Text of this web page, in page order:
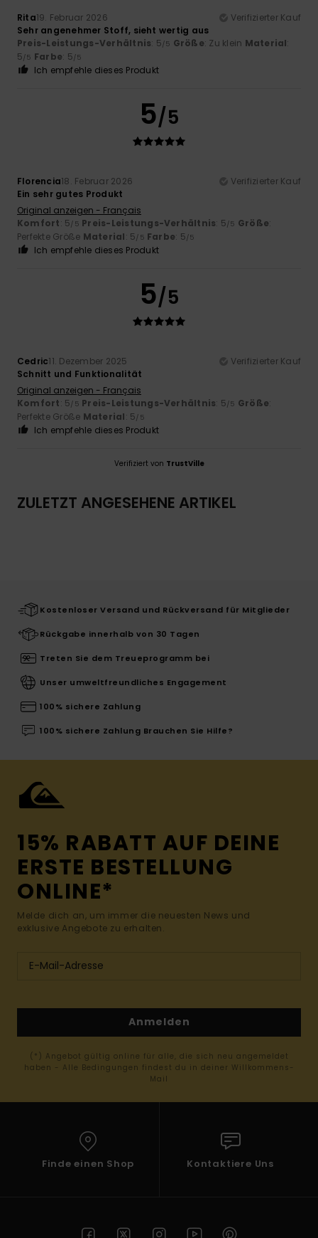
Rita19. Februar 2026
Verifizierter Kauf
Sehr angenehmer Stoff, sieht wertig aus
Preis-Leistungs-Verhältnis: 5/5 Größe: Zu klein Material:
5/5 Farbe: 5/5
Ich empfehle dieses Produkt
5/5
Florencia18. Februar 2026
Verifizierter Kauf
Ein sehr gutes Produkt
Original anzeigen - Français
Komfort: 5/5 Preis-Leistungs-Verhältnis: 5/5 Größe:
Perfekte Größe Material: 5/5 Farbe: 5/5
Ich empfehle dieses Produkt
5/5
Cedric11. Dezember 2025
Verifizierter Kauf
Schnitt und Funktionalität
Original anzeigen - Français
Komfort: 5/5 Preis-Leistungs-Verhältnis: 5/5 Größe:
Perfekte Größe Material: 5/5
Ich empfehle dieses Produkt
Verifiziert von TrustVille
ZULETZT ANGESEHENE ARTIKEL
Kostenloser Versand und Rückversand für Mitglieder
Rückgabe innerhalb von 30 Tagen
Treten Sie dem Treueprogramm bei
Unser umweltfreundliches Engagement
100% sichere Zahlung
100% sichere Zahlung Brauchen Sie Hilfe?
15% RABATT AUF DEINE
ERSTE BESTELLUNG
ONLINE*
Melde dich an, um immer die neuesten News und
exklusive Angebote zu erhalten.
Anmelden
(*) Angebot gültig online für alle, die sich neu angemeldet
haben - Alle Bedingungen findest du in deiner Willkommens-
Mail
Finde einen Shop Kontaktiere Uns